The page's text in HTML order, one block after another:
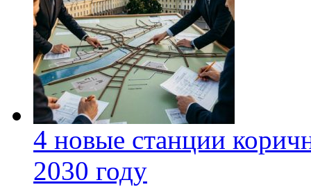
4 новые станции
2030 году